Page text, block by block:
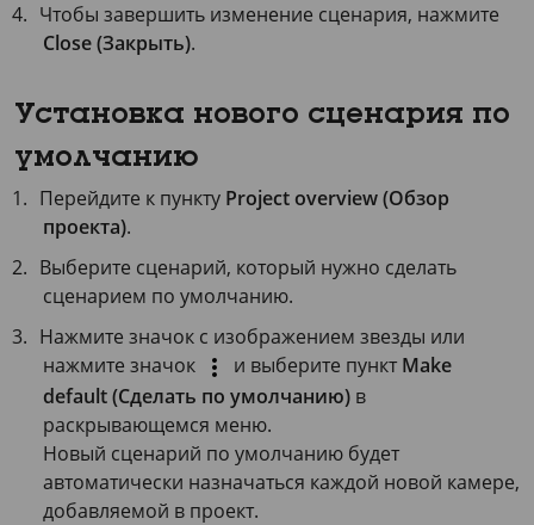
Чтобы завершить изменение сценария, нажмите
Close (Закрыть).
Установка нового сценария по
умолчанию
Перейдите к пункту Project overview (Обзор
проекта).
Выберите сценарий, который нужно сделать
сценарием по умолчанию.
Нажмите значок с изображением звезды или
нажмите значок
и выберите пункт Make
default (Сделать по умолчанию) в
раскрывающемся меню.
Новый сценарий по умолчанию будет
автоматически назначаться каждой новой камере,
добавляемой в проект.